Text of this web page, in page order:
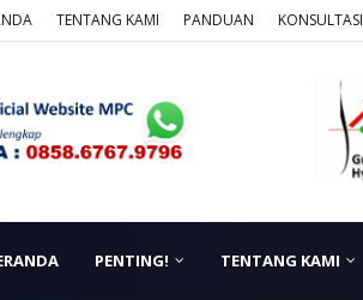
TENTANG KAMI PANDUAN KONSULTASI
PENTING! TENTANG KAMI